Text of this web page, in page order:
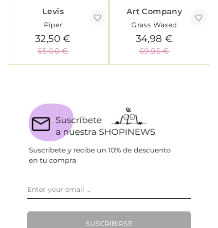
Levis
Piper
32,50 €
65,00 €
Art Company
Grass Waxed
34,98 €
69,95 €
SUSCRIBIRSE